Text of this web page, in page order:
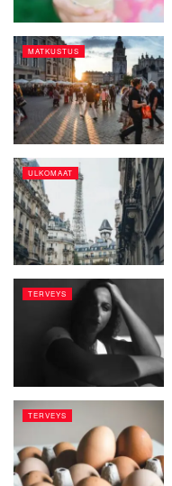
MATKUSTUS
ULKOMAAT
TERVEYS
TERVEYS